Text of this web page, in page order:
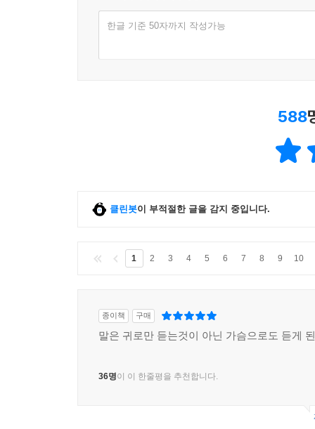
한글 기준 50자까지 작성가능
588
클린봇이 부적절한 글을 감지 중입니다.
1 2 3 4 5 6 7 8 9 10
종이책 구매
말은 귀로만 듣는것이 아닌 가슴으로도 듣게
36명이 이 한줄평을 추천합니다.